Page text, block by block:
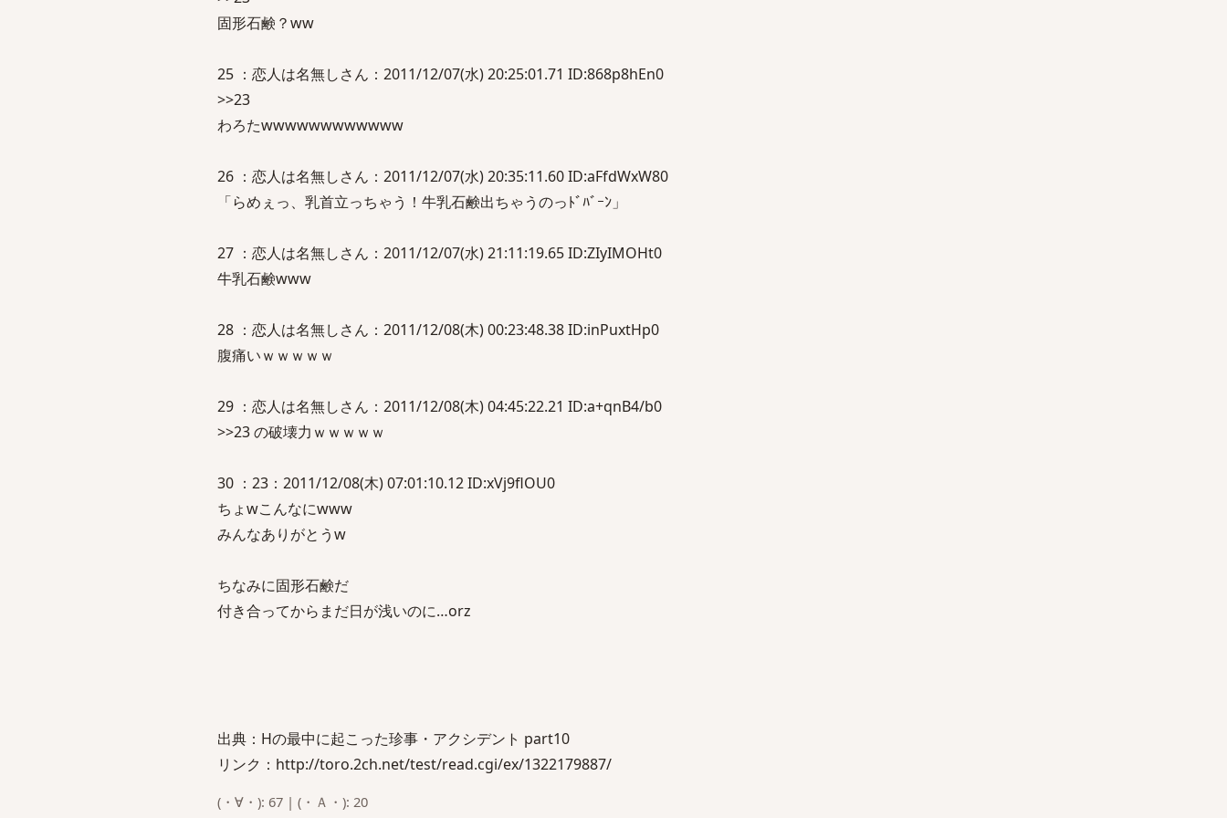
固形石鹸？ww
25 ：恋人は名無しさん：2011/12/07(水) 20:25:01.71 ID:868p8hEn0
>>23
わろたwwwwwwwwwwww
26 ：恋人は名無しさん：2011/12/07(水) 20:35:11.60 ID:aFfdWxW80
「らめぇっ、乳首立っちゃう！牛乳石鹸出ちゃうのっﾄﾞﾊﾞｰﾝ」
27 ：恋人は名無しさん：2011/12/07(水) 21:11:19.65 ID:ZIyIMOHt0
牛乳石鹸www
28 ：恋人は名無しさん：2011/12/08(木) 00:23:48.38 ID:inPuxtHp0
腹痛いｗｗｗｗｗ
29 ：恋人は名無しさん：2011/12/08(木) 04:45:22.21 ID:a+qnB4/b0
>>23 の破壊力ｗｗｗｗｗ
30 ：23：2011/12/08(木) 07:01:10.12 ID:xVj9flOU0
ちょwこんなにwww
みんなありがとうw
ちなみに固形石鹸だ
付き合ってからまだ日が浅いのに…orz
出典：Hの最中に起こった珍事・アクシデント part10
リンク：http://toro.2ch.net/test/read.cgi/ex/1322179887/
(・∀・): 67 | (・Ａ・): 20